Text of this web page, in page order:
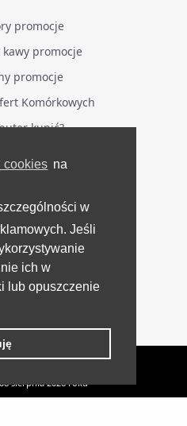
cookies na
w
Jeśli
ich w
lub opuszczenie
promocje
kawy promocje
promocje
Komórkowych
kupić?
BIEŻĄCO
Videotestów
prawa zastrzeżone
sierpnia 2026 roku